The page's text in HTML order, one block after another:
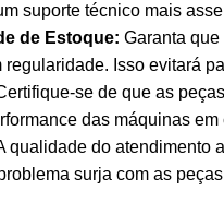
suporte técnico mais
de Estoque: Garanta
Isso evitará
se de que as
das máquinas em
qualidade do atendimento
surja com as